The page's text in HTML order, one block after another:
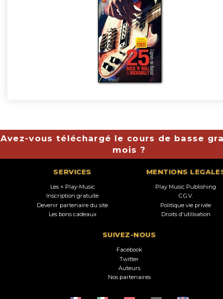
Avez-vous téléchargé le cours de basse
mois ?
SERVICES
Les + Play-Music
Inscription gratuite
Devenir partenaire du site
Les bons cadeaux
MENTIONS
Play Music Publishing
C.G.V.
Politique vie privée
Droits d'utilisation
SUIVEZ-NOUS
Facebook
Twitter
Auteurs
Nos partenaires